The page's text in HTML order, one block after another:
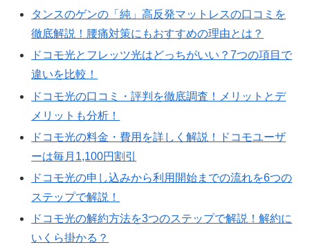
タンスのゲンの「純」高反発マットレスの口コミを
徹底解説！腰痛対策にもおすすめの理由とは？
ドコモ光とフレッツ光はどっちがいい？7つの項目で
違いを比較！
ドコモ光の口コミ・評判を徹底調査！メリットとデ
メリットも分析！
ドコモ光の料金・費用を詳しく解説！ドコモユーザ
ーは毎月1,100円割引
ドコモ光の申し込みから利用開始までの流れを6つの
ステップで解説！
ドコモ光の解約方法を3つのステップで解説！解約に
いくら掛かる？